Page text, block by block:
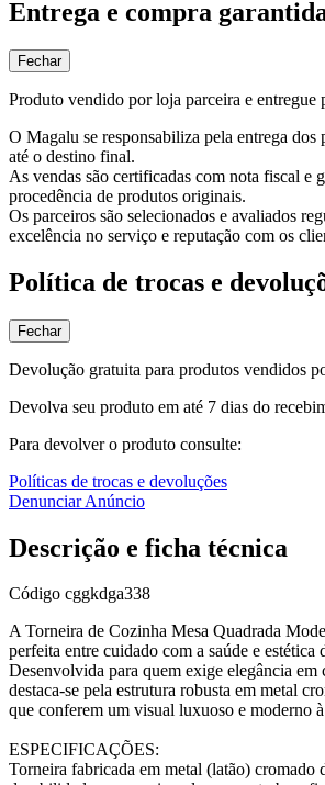
Entrega e compra
Fechar
Produto vendido por loja parceira e entregue
O Magalu se responsabiliza pela entrega dos
até o destino final.
As vendas são certificadas com nota fiscal e
procedência de produtos originais.
Os parceiros são selecionados e avaliados
excelência no serviço e reputação com os
Política de trocas e
Fechar
Devolução gratuita para produtos vendidos
Devolva seu produto em até 7 dias do
Para devolver o produto consulte:
Políticas de trocas e devoluções
Denunciar Anúncio
Descrição e ficha técnica
Código cggkdga338
A Torneira de Cozinha Mesa Quadrada
perfeita entre cuidado com a saúde e estética
Desenvolvida para quem exige elegância em
destaca-se pela estrutura robusta em metal
que conferem um visual luxuoso e moderno
ESPECIFICAÇÕES:
Torneira fabricada em metal (latão) cromado